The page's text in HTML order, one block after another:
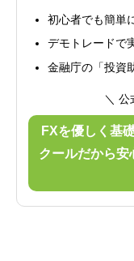
初心者でも簡単
デモトレードで
金融庁の「投資
＼ 公
FXを優しく基
クールだから安